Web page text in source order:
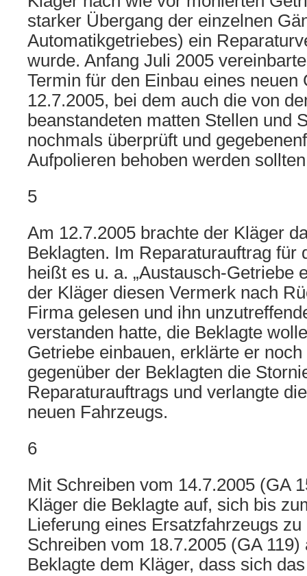
starker Übergang der einzelnen
Automatikgetriebes) ein
wurde. Anfang Juli 2005
Termin für den Einbau eines neuen
12.7.2005, bei dem auch die von
beanstandeten matten Stellen und
nochmals überprüft und
Aufpolieren behoben werden
5
Am 12.7.2005 brachte der Kläger
Beklagten. Im Reparaturauftrag für
heißt es u. a. „Austausch-Getriebe
der Kläger diesen Vermerk nach
Firma gelesen und ihn
verstanden hatte, die Beklagte
Getriebe einbauen, erklärte er
gegenüber der Beklagten die
Reparaturauftrags und verlangte
neuen Fahrzeugs.
6
Mit Schreiben vom 14.7.2005 (GA
Kläger die Beklagte auf, sich bis
Lieferung eines Ersatzfahrzeugs
Schreiben vom 18.7.2005 (GA 119)
Beklagte dem Kläger, dass sich